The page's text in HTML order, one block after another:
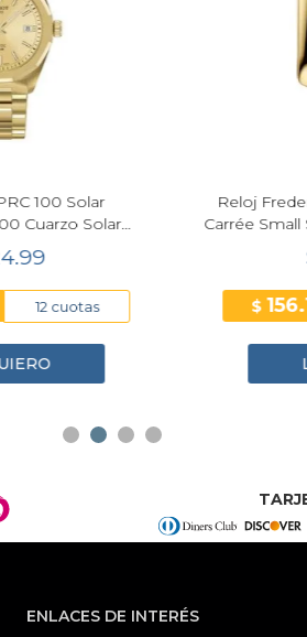
Solar
Solar
Reloj Frederique
Carrée Small
Mujer FC-
156.11
LO
Next
ENLACES DE INTERÉS